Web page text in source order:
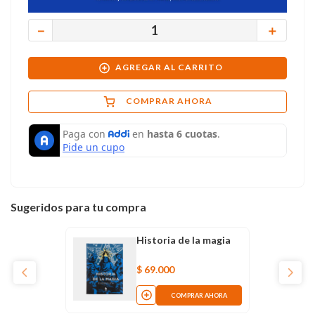
＋
－
AGREGAR AL CARRITO
COMPRAR AHORA
Sugeridos para tu compra
Historia de la magia
$ 69.000
COMPRAR AHORA